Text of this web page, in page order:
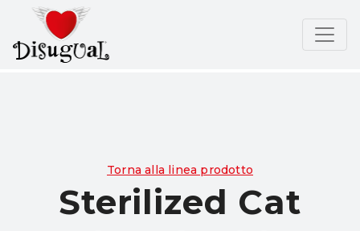
Torna alla linea prodotto
Sterilized Cat